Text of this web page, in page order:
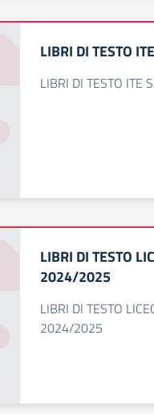
LIBRI DI TESTO
LIBRI DI TESTO ITE
LIBRI DI TESTO
2024/2025
LIBRI DI TESTO
2024/2025